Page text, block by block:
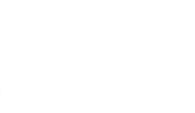
beklädnad Behandlat
beklädnad Obehandlat